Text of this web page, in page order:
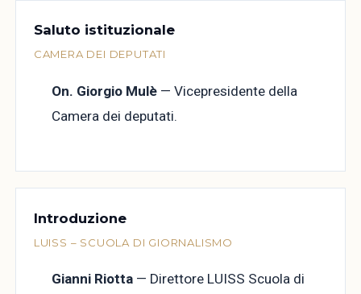
Saluto istituzionale
CAMERA DEI DEPUTATI
On. Giorgio Mulè — Vicepresidente della
Camera dei deputati.
Introduzione
LUISS – SCUOLA DI GIORNALISMO
Gianni Riotta — Direttore LUISS Scuola di